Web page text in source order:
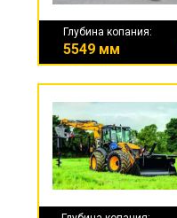
Глубина копания:
5549 мм